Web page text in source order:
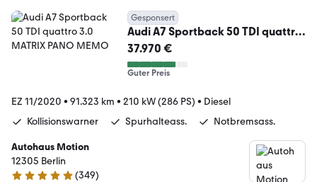
Gesponsert
Audi A7 Sportback 50 TDI quattro
3.0 MATRIX PANO MEMO
37.970 €
Guter Preis
EZ 11/2020 • 91.323 km • 210 kW (286 PS) • Diesel
Kollisionswarner
Spurhalteass. Notbremsass.
Autohaus Motion
12305 Berlin
(349)